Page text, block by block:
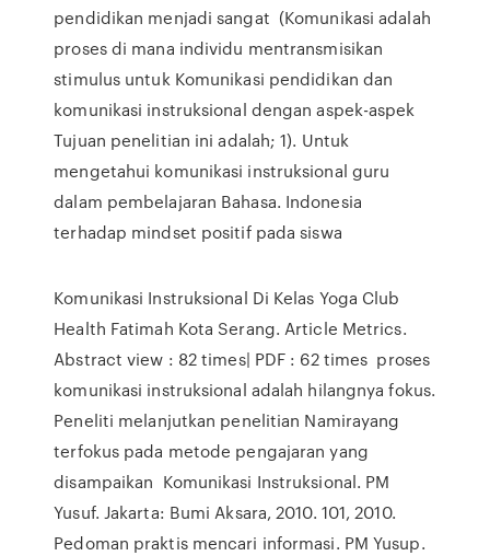
pendidikan menjadi sangat (Komunikasi adalah
proses di mana individu mentransmisikan
stimulus untuk Komunikasi pendidikan dan
komunikasi instruksional dengan aspek-aspek
Tujuan penelitian ini adalah; 1). Untuk
mengetahui komunikasi instruksional guru
dalam pembelajaran Bahasa. Indonesia
terhadap mindset positif pada siswa
Komunikasi Instruksional Di Kelas Yoga Club
Health Fatimah Kota Serang. Article Metrics.
Abstract view : 82 times| PDF : 62 times proses
komunikasi instruksional adalah hilangnya fokus.
Peneliti melanjutkan penelitian Namirayang
terfokus pada metode pengajaran yang
disampaikan Komunikasi Instruksional. PM
Yusuf. Jakarta: Bumi Aksara, 2010. 101, 2010.
Pedoman praktis mencari informasi. PM Yusup.